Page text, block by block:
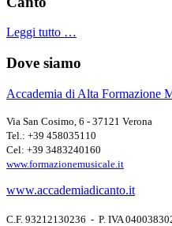
Leggi tutto …
Dove siamo
Accademia di Alta Formazione
Via San Cosimo, 6 - 37121 Verona
Tel.: +39 458035110
Cel: +39 3483240160
www.formazionemusicale.it
www.accademiadicanto.it
C.F. 93212130236 - P. IVA